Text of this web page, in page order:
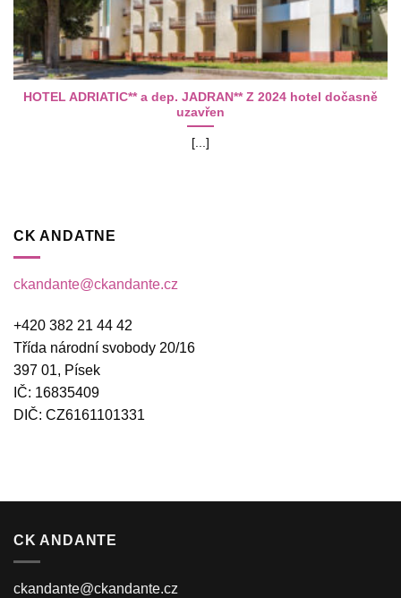
HOTEL ADRIATIC** a dep. JADRAN** Z 2024 hotel dočasně
uzavřen
[...]
CK ANDATNE
ckandante@ckandante.cz
+420 382 21 44 42
Třída národní svobody 20/16
397 01, Písek
IČ: 16835409
DIČ: CZ6161101331
CK ANDANTE
ckandante@ckandante.cz